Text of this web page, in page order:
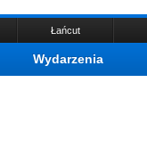
Łańcut
Wydarzenia